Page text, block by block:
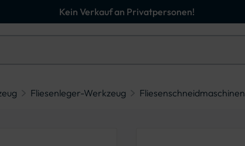
Kein Verkauf an Privatpersonen!
Fliesenleger-Werkzeug Fliesenschneidmaschinen